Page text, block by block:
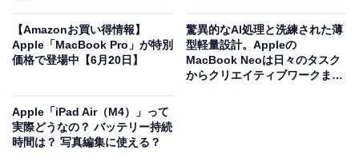
Appleの「AirTag」が限定価格に！ 14％オフで登
場
【Amazonお買い得情報】
Apple「MacBook Pro」が特別
価格で登場中【6月20日】
驚異的なAI処理と洗練された薄
型軽量設計。Appleの
MacBook Neoは日々のタスク
からクリエイティブワークまで
Apple「iPad Air（M4）」って
実際どうなの？ バッテリー持続
時間は？ 写真編集に使える？